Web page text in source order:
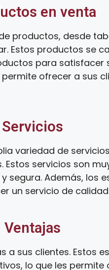
en venta
productos, desde
Estos productos se
para satisfacer
ofrecer a sus
Servicios
variedad de
servicios son
segura. Además, los
un servicio de
Ventajas
a sus clientes. Estos
lo que les permite